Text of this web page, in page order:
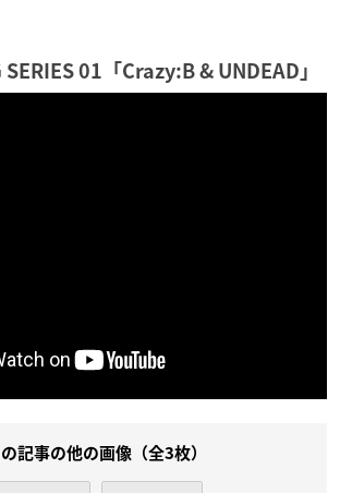
SERIES 01「Crazy:B & UNDEAD」
記事の他の画像（全3枚）